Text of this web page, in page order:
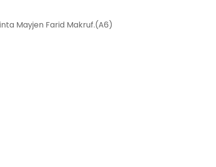
Mayjen Farid Makruf.(A6)